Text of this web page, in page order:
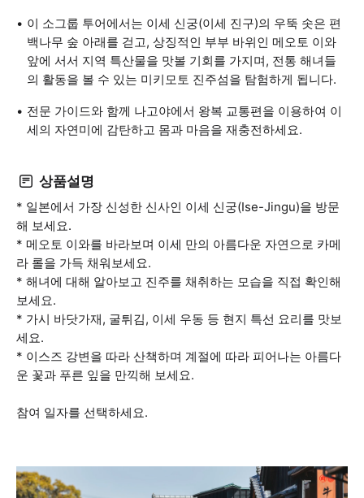
이 소그룹 투어에서는 이세 신궁(이세 진구)의 우뚝 솟은 편
백나무 숲 아래를 걷고, 상징적인 부부 바위인 메오토 이와
앞에 서서 지역 특산물을 맛볼 기회를 가지며, 전통 해녀들
의 활동을 볼 수 있는 미키모토 진주섬을 탐험하게 됩니다.
전문 가이드와 함께 나고야에서 왕복 교통편을 이용하여 이
세의 자연미에 감탄하고 몸과 마음을 재충전하세요.
상품설명
* 일본에서 가장 신성한 신사인 이세 신궁(Ise-Jingu)을 방문
해 보세요.
* 메오토 이와를 바라보며 이세 만의 아름다운 자연으로 카메
라 롤을 가득 채워보세요.
* 해녀에 대해 알아보고 진주를 채취하는 모습을 직접 확인해
보세요.
* 가시 바닷가재, 굴튀김, 이세 우동 등 현지 특선 요리를 맛보
세요.
* 이스즈 강변을 따라 산책하며 계절에 따라 피어나는 아름다
운 꽃과 푸른 잎을 만끽해 보세요.
참여 일자를 선택하세요.